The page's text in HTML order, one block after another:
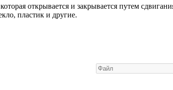
открывается и закрывается путем
пластик и другие.